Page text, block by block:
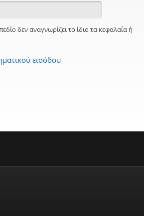
δεν αναγνωρίζει το ίδιο τα κεφαλαία ή
εισόδου